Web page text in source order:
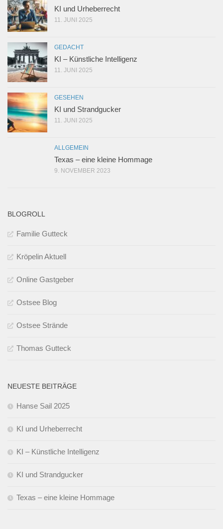
KI und Urheberrecht
11. JUNI 2025
GEDACHT
KI – Künstliche Intelligenz
11. JUNI 2025
GESEHEN
KI und Strandgucker
11. JUNI 2025
ALLGEMEIN
Texas – eine kleine Hommage
9. NOVEMBER 2023
BLOGROLL
Familie Gutteck
Kröpelin Aktuell
Online Gastgeber
Ostsee Blog
Ostsee Strände
Thomas Gutteck
NEUESTE BEITRÄGE
Hanse Sail 2025
KI und Urheberrecht
KI – Künstliche Intelligenz
KI und Strandgucker
Texas – eine kleine Hommage